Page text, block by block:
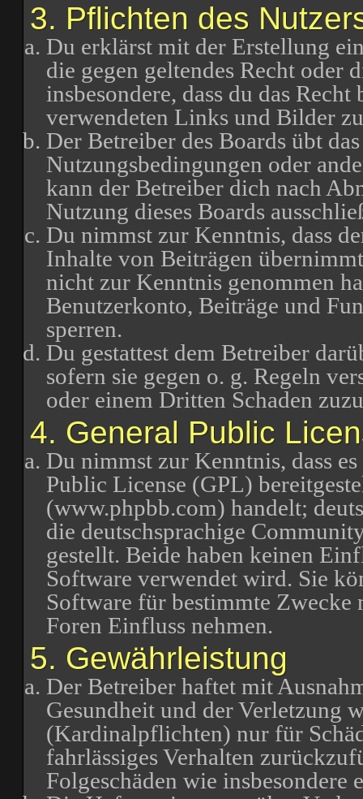
3. Pflichten des
Du erklärst mit der Erstellung
die gegen geltendes Recht oder
insbesondere, dass du das
verwendeten Links und Bilder
Der Betreiber des Boards übt
Nutzungsbedingungen oder
kann der Betreiber dich nach
Nutzung dieses Boards
Du nimmst zur Kenntnis, dass
Inhalte von Beiträgen
nicht zur Kenntnis genommen
Benutzerkonto, Beiträge und
sperren.
Du gestattest dem Betreiber
sofern sie gegen o. g. Regeln
oder einem Dritten Schaden
4. General Public
Du nimmst zur Kenntnis, dass
Public License (GPL)
(www.phpbb.com) handelt;
die deutschsprachige
gestellt. Beide haben keinen
Software verwendet wird. Sie
Software für bestimmte Zwecke
Foren Einfluss nehmen.
5. Gewährleistung
Der Betreiber haftet mit
Gesundheit und der Verletzung
(Kardinalpflichten) nur für
fahrlässiges Verhalten
Folgeschäden wie insbesondere